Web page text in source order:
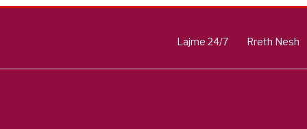
Lajme 24/7 Rreth Nesh